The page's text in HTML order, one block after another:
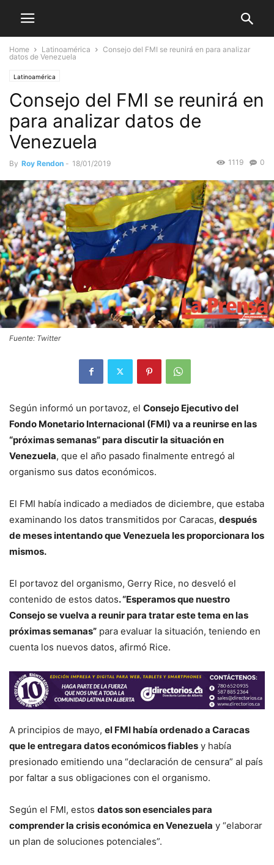
Home Latinoamérica
Consejo del FMI se reunirá en para analizar
datos de Venezuela
Latinoamérica
Consejo del FMI se reunirá en
para analizar datos de
Venezuela
By Roy Rendon - 18/01/2019 0
1119
Fuente: Twitter
Según informó un portavoz, el Consejo Ejecutivo del
Fondo Monetario Internacional (FMI) va a reunirse en las
“próximas semanas” para discutir la situación en
Venezuela, que el año pasado finalmente entregó al
organismo sus datos económicos.
El FMI había indicado a mediados de diciembre, que estaba
examinando los datos transmitidos por Caracas, después
de meses intentando que Venezuela les proporcionara los
mismos.
El portavoz del organismo, Gerry Rice, no desveló el
contenido de estos datos. “Esperamos que nuestro
Consejo se vuelva a reunir para tratar este tema en las
próximas semanas” para evaluar la situación, teniendo en
cuenta los nuevos datos, afirmó Rice.
A principios de mayo, el FMI había ordenado a Caracas
que le entregara datos económicos fiables y había
presionado emitiendo una “declaración de censura” al país
por faltar a sus obligaciones con el organismo.
Según el FMI, estos datos son esenciales para
comprender la crisis económica en Venezuela y “elaborar
un plan de soluciones potenciales”.